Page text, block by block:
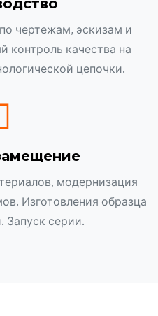
чертежам, эскизам и
контроль качества на
цепочки.
модернизация
Изготовления образца
Запуск серии.